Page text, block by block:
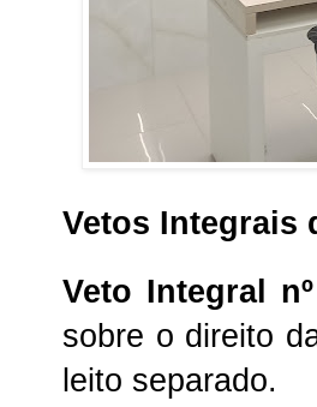
Vetos Integrais
Veto Integral
sobre o direito
leito separado.